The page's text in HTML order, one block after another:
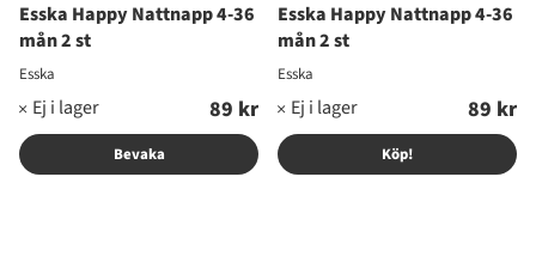
Esska Happy Nattnapp 4-36
mån 2 st
Esska
89 kr
Bevaka
Esska Happy Nattnapp 4-36
mån 2 st
Esska
89 kr
Köp!